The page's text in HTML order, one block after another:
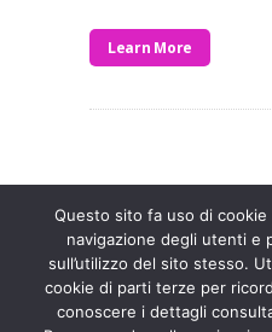
Learn More
Fondazione ISAL © 2026
Privacy Policy-
Questo sito fa uso di cookie
navigazione degli utenti e
sull’utilizzo del sito stesso.
cookie di parti terze per
conoscere i dettagli